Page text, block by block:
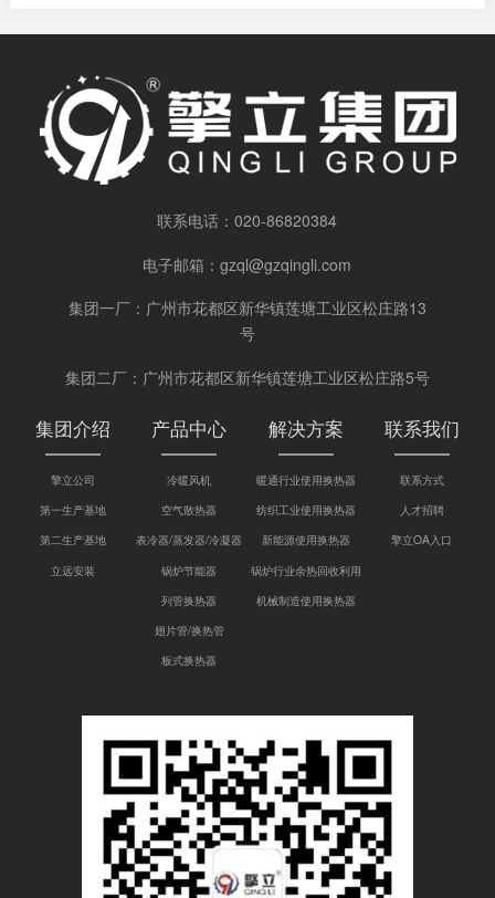
联系电话：020-86820384
电子邮箱：gzql@gzqingli.com
集团一厂：广州市花都区新华镇莲塘工业区松庄路13
号
集团二厂：广州市花都区新华镇莲塘工业区松庄路5号
集团介绍
擎立公司
第一生产基地
第二生产基地
立远安装
产品中心
冷暖风机
空气散热器
表冷器/蒸发器/冷凝器
锅炉节能器
列管换热器
翅片管/换热管
板式换热器
解决方案
暖通行业使用换热器
纺织工业使用换热器
新能源使用换热器
锅炉行业余热回收利用
机械制造使用换热器
联系我们
联系方式
人才招聘
擎立OA入口